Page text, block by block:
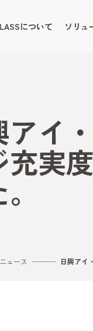
について ソリュ
アイ
充実
ニュース 日興アイ